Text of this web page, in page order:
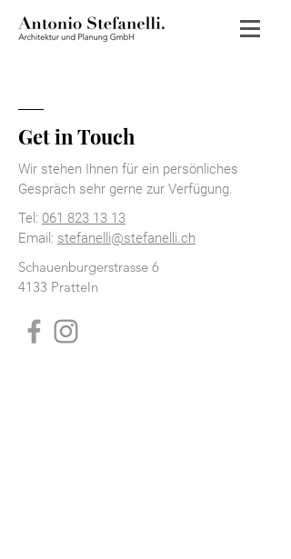
Get in Touch
Wir stehen Ihnen für ein persönliches
Gespräch sehr gerne zur Verfügung.
Tel: 061 823 13 13
Email: stefanelli@stefanelli.ch
Schauenburgerstrasse 6
4133 Pratteln